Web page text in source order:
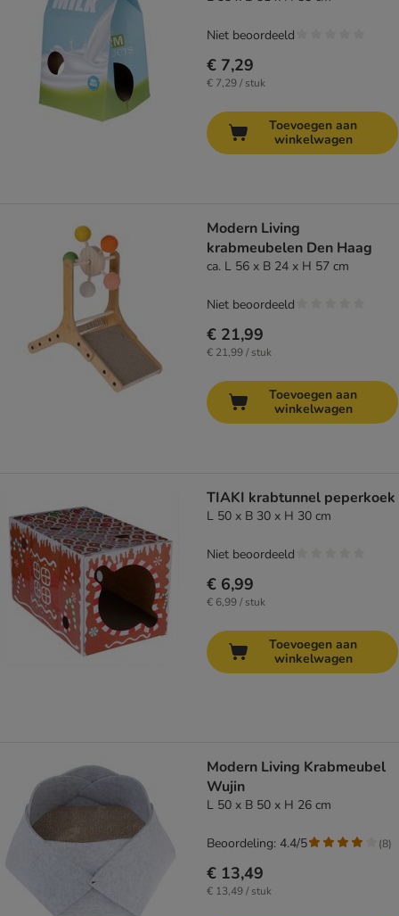
€ 7,29
€ 7,29 / stuk
Niet beoordeeld
Toevoegen aan
winkelwagen
Modern Living
krabmeubelen Den Haag
ca. L 56 x B 24 x H 57 cm
€ 21,99
€ 21,99 / stuk
Niet beoordeeld
Toevoegen aan
winkelwagen
TIAKI krabtunnel peperkoek
L 50 x B 30 x H 30 cm
€ 6,99
€ 6,99 / stuk
Niet beoordeeld
Toevoegen aan
winkelwagen
Modern Living Krabmeubel
Wujin
L 50 x B 50 x H 26 cm
€ 13,49
€ 13,49 / stuk
Beoordeling: 4.4/5 (8)